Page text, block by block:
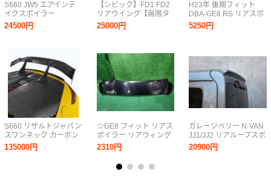
S660 JW5 エアインテ
イクスポイラー
Result Japan
24500円
S660 リザルトジャパン
スワンネック カーボン
GTウイング & Kパーツ
カーボン エンジン フー
135000円
【シビック】FD1 FD2
リアウイング【無限タ
イプ】
25000円
☆GE8 フィット リアス
ポイラー リアウィング
カラーコードB92P GE
西濃運輸営業所留め
2310円
H23年 後期フィット
DBA-GE8 RS リアスポ
イラー ウイング エアロ
ホンダ 純正 サンセット
5250円
ガレージベリー N-VAN
JJ1/JJ2 リアルーフスポ
イラー
20900円